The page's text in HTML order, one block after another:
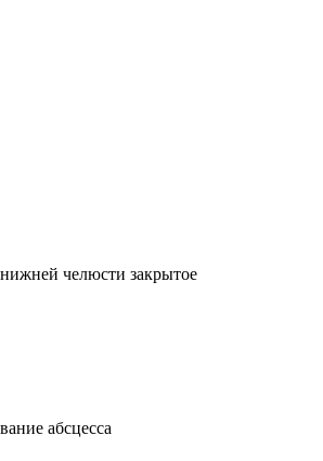
челюсти закрытое
абсцесса